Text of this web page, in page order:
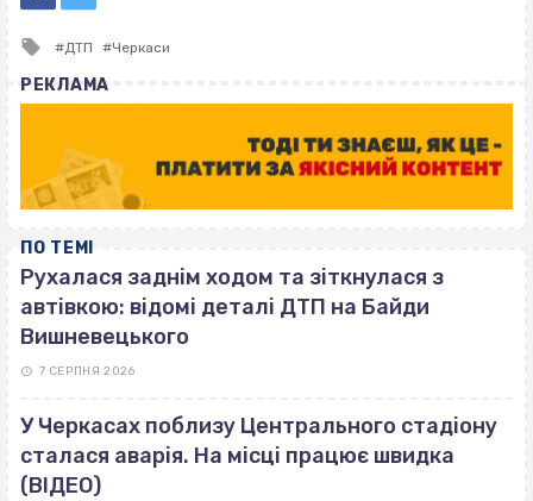
Tagged
ДТП Черкаси
РЕКЛАМА
ПО ТЕМІ
Рухалася заднім ходом та зіткнулася з
автівкою: відомі деталі ДТП на Байди
Вишневецького
7 СЕРПНЯ 2026
У Черкасах поблизу Центрального стадіону
сталася аварія. На місці працює швидка
(ВІДЕО)